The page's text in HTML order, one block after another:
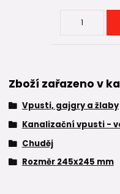
Zboží zařazeno v
Vpusti, gajgry a žlaby
Kanalizační vpusti -
Chuděj
Rozměr 245x245 mm